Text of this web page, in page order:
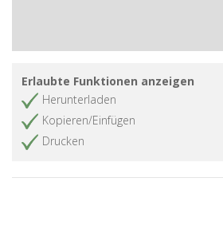
Ages
Norte de África durante los siglos
omeyas (VIII-X)
Le problème de l'identité des
espèces animales et végétales dans
faites par Peter Forsskål (1732-1763)
Erlaubte Funktionen anzeigen
Herunterladen
Kopieren/Einfügen
Drucken